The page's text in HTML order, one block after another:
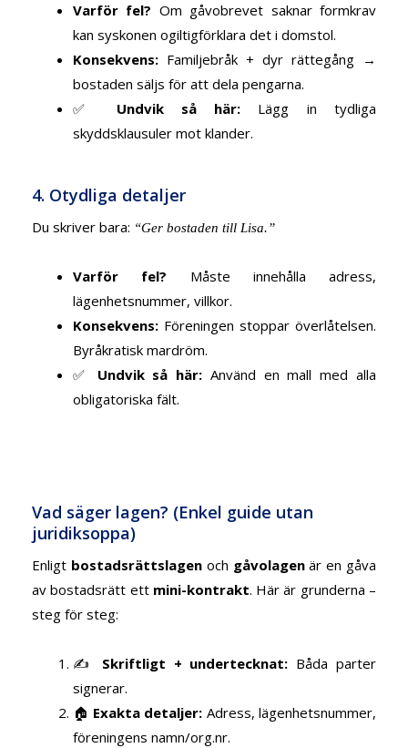
Varför fel? Om gåvobrevet saknar formkrav
kan syskonen ogiltigförklara det i domstol.
Konsekvens: Familjebråk + dyr rättegång →
bostaden säljs för att dela pengarna.
✅ Undvik så här: Lägg in tydliga
skyddsklausuler mot klander.
4. Otydliga detaljer
Du skriver bara: “Ger bostaden till Lisa.”
Varför fel? Måste innehålla adress,
lägenhetsnummer, villkor.
Konsekvens: Föreningen stoppar överlåtelsen.
Byråkratisk mardröm.
✅ Undvik så här: Använd en mall med alla
obligatoriska fält.
Vad säger lagen? (Enkel guide utan
juridiksoppa)
Enligt bostadsrättslagenoch gåvolagenär en gåva
av bostadsrätt ett mini-kontrakt. Här är grunderna –
steg för steg:
✍️ Skriftligt + undertecknat: Båda parter
signerar.
🏠 Exakta detaljer: Adress, lägenhetsnummer,
föreningens namn/org.nr.